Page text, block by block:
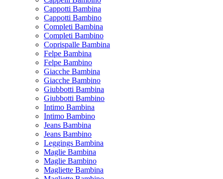
Cappotti Bambina
Cappotti Bambino
Completi Bambina
Completi Bambino
Coprispalle Bambina
Felpe Bambina
Felpe Bambino
Giacche Bambina
Giacche Bambino
Giubbotti Bambina
Giubbotti Bambino
Intimo Bambina
Intimo Bambino
Jeans Bambina
Jeans Bambino
Leggings Bambina
Maglie Bambina
Maglie Bambino
Magliette Bambina